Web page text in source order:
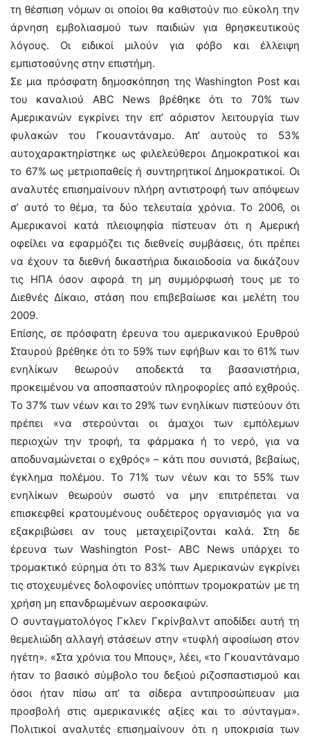
τη θέσπιση νόμων οι οποίοι θα καθιστούν πιο εύκολη την
άρνηση εμβολιασμού των παιδιών για θρησκευτικούς
λόγους. Οι ειδικοί μιλούν για φόβο και έλλειψη
εμπιστοσύνης στην επιστήμη.
Σε μια πρόσφατη δημοσκόπηση της Washington Post και
του καναλιού ABC News βρέθηκε ότι το 70% των
Αμερικανών εγκρίνει την επ’ αόριστον λειτουργία των
φυλακών του Γκουαντάναμο. Απ’ αυτούς το 53%
αυτοχαρακτηρίστηκε ως φιλελεύθεροι Δημοκρατικοί και
το 67% ως μετριοπαθείς ή συντηρητικοί Δημοκρατικοί. Οι
αναλυτές επισημαίνουν πλήρη αντιστροφή των απόψεων
σ’ αυτό το θέμα, τα δύο τελευταία χρόνια. Το 2006, οι
Αμερικανοί κατά πλειοψηφία πίστευαν ότι η Αμερική
οφείλει να εφαρμόζει τις διεθνείς συμβάσεις, ότι πρέπει
να έχουν τα διεθνή δικαστήρια δικαιοδοσία να δικάζουν
τις ΗΠΑ όσον αφορά τη μη συμμόρφωσή τους με το
Διεθνές Δίκαιο, στάση που επιβεβαίωσε και μελέτη του
2009.
Επίσης, σε πρόσφατη έρευνα του αμερικανικού Ερυθρού
Σταυρού βρέθηκε ότι το 59% των εφήβων και το 61% των
ενηλίκων θεωρούν αποδεκτά τα βασανιστήρια,
προκειμένου να αποσπαστούν πληροφορίες από εχθρούς.
Το 37% των νέων και το 29% των ενηλίκων πιστεύουν ότι
πρέπει «να στερούνται οι άμαχοι των εμπόλεμων
περιοχών την τροφή, τα φάρμακα ή το νερό, για να
αποδυναμώνεται ο εχθρός» – κάτι που συνιστά, βεβαίως,
έγκλημα πολέμου. Το 71% των νέων και το 55% των
ενηλίκων θεωρούν σωστό να μην επιτρέπεται να
επισκεφθεί κρατουμένους ουδέτερος οργανισμός για να
εξακριβώσει αν τους μεταχειρίζονται καλά. Στη δε
έρευνα των Washington Post- ABC News υπάρχει το
τρομακτικό εύρημα ότι το 83% των Αμερικανών εγκρίνει
τις στοχευμένες δολοφονίες υπόπτων τρομοκρατών με τη
χρήση μη επανδρωμένων αεροσκαφών.
Ο συνταγματολόγος Γκλεν Γκρίνβαλντ αποδίδει αυτή τη
θεμελιώδη αλλαγή στάσεων στην «τυφλή αφοσίωση στον
ηγέτη». «Στα χρόνια του Μπους», λέει, «το Γκουαντάναμο
ήταν το βασικό σύμβολο του δεξιού ριζοσπαστισμού και
όσοι ήταν πίσω απ’ τα σίδερα αντιπροσώπευαν μια
προσβολή στις αμερικανικές αξίες και το σύνταγμα».
Πολιτικοί αναλυτές επισημαίνουν ότι η υποκρισία των